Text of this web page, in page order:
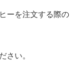
ーを注文する際の
さい。